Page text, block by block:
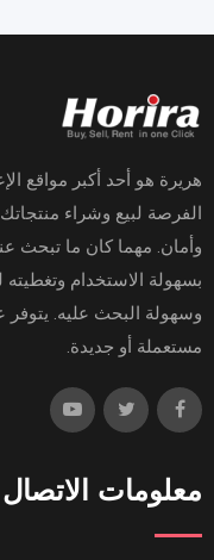
هريرة هو أحد أكبر مواقع
الفرصة لبيع وشراء
وأمان. مهما كان ما تبحث
بسهولة الاستخدام
وسهولة البحث عليه.
مستعملة أو جديدة.
معلومات الاتصال